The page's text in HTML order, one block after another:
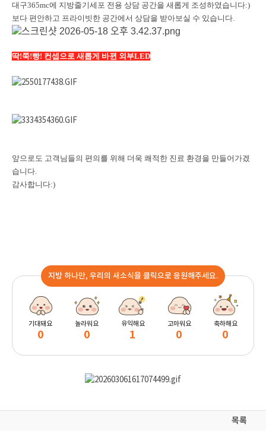
대구365mc에 지방줄기세포 전용 상담 공간을 새롭게 조성하였습니다:)
보다 편안하고 프라이빗한 공간에서 상담을 받아보실 수 있습니다.
딱!쭉!빵! 컨셉으로 새롭게 바뀐 외부LED
앞으로도 고객님들의 편의를 위해 더욱 쾌적한 진료 환경을 만들어가겠
습니다.
감사합니다:)
지방 하나만, 우리의 새소식을 클릭으로 응원해주세요.
기대돼요
0
놀라워요
0
유익해요
1
고마워요
0
축하해요
0
목록